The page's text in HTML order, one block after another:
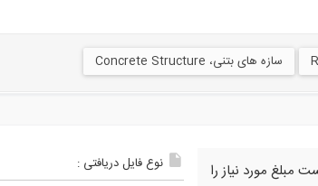
سازه های بتنی، Concrete Structure
مبلغ مورد نیاز را
نوع فایل دریافتی :